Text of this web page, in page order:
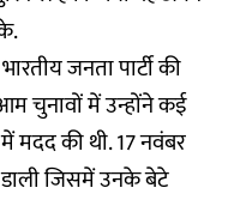
जनता पार्टी की
चुनावों में उन्होंने कई
मदद की थी. 17 नवंबर
जिसमें उनके बेटे